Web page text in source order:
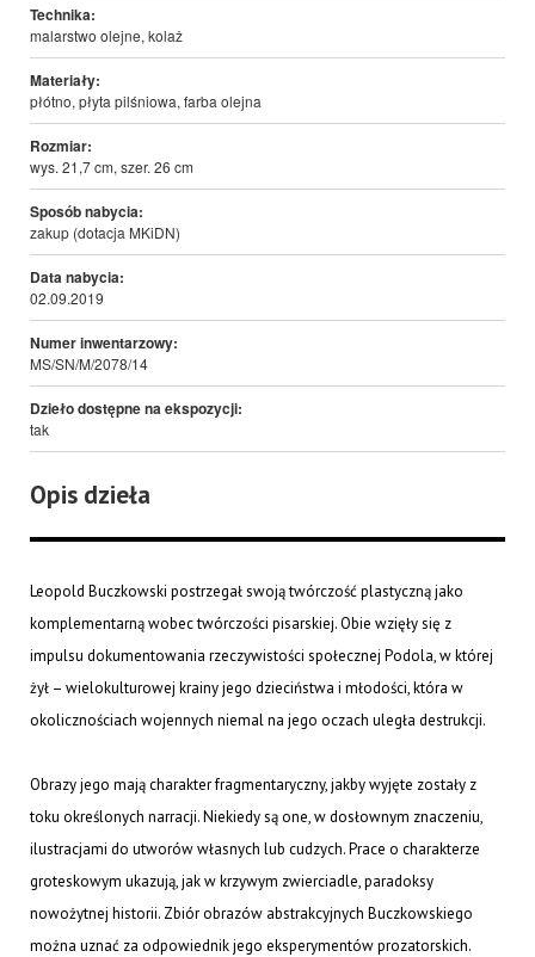
Technika:
malarstwo olejne, kolaż
Materiały:
płótno, płyta pilśniowa, farba olejna
Rozmiar:
wys. 21,7 cm, szer. 26 cm
Sposób nabycia:
zakup (dotacja MKiDN)
Data nabycia:
02.09.2019
Numer inwentarzowy:
MS/SN/M/2078/14
Dzieło dostępne na ekspozycji:
tak
Opis dzieła
Leopold Buczkowski postrzegał swoją twórczość plastyczną jako
komplementarną wobec twórczości pisarskiej. Obie wzięły się z
impulsu dokumentowania rzeczywistości społecznej Podola, w której
żył – wielokulturowej krainy jego dzieciństwa i młodości, która w
okolicznościach wojennych niemal na jego oczach uległa destrukcji.
Obrazy jego mają charakter fragmentaryczny, jakby wyjęte zostały z
toku określonych narracji. Niekiedy są one, w dosłownym znaczeniu,
ilustracjami do utworów własnych lub cudzych. Prace o charakterze
groteskowym ukazują, jak w krzywym zwierciadle, paradoksy
nowożytnej historii. Zbiór obrazów abstrakcyjnych Buczkowskiego
można uznać za odpowiednik jego eksperymentów prozatorskich.